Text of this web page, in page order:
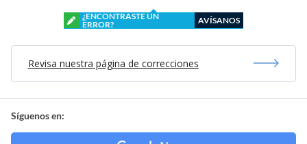
¿ENCONTRASTE UN
ERROR?
AVÍSANOS
Revisa nuestra página de correcciones
Síguenos en: